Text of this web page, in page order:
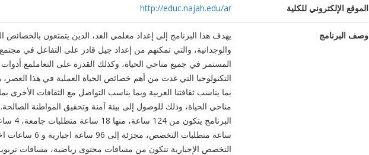
الموقع الإلكتروني للكلية http://educ.najah.edu/ar
وصف البرنامج
يهدف هذا البرنامج إلى إعداد معلمي الغد، الذين يتمتعون بالخصائص
‏والوجدانية، والتي تمكنهم من إعداد جيل قادر على التفاعل في
المستمر في جميع مناحي الحياة، وكذلك القدرة على التعاملمع
التكنولوجيا التي غدت من أهم خصائص الحياة العملية في هذا
بما يناسب ثقافتنا العربية وبما يناسب التواصل مع الثقافات الأخرى
مناحي الحياة، وذلك للوصول إلى بيئة آمنة وتحقيق المواطنة ‏الصالحة.
ساعة متطلبات التخصص،
التخصص الإجبارية تتكون من مساقات محتوى رياضية، ‏مساقات